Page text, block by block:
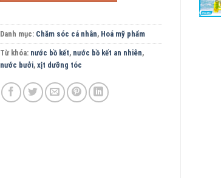
Danh mục: Chăm sóc cá nhân, Hoá mỹ phẩm
Từ khóa: nước bồ kết, nước bồ kết an nhiên,
nước bưởi, xịt dưỡng tóc